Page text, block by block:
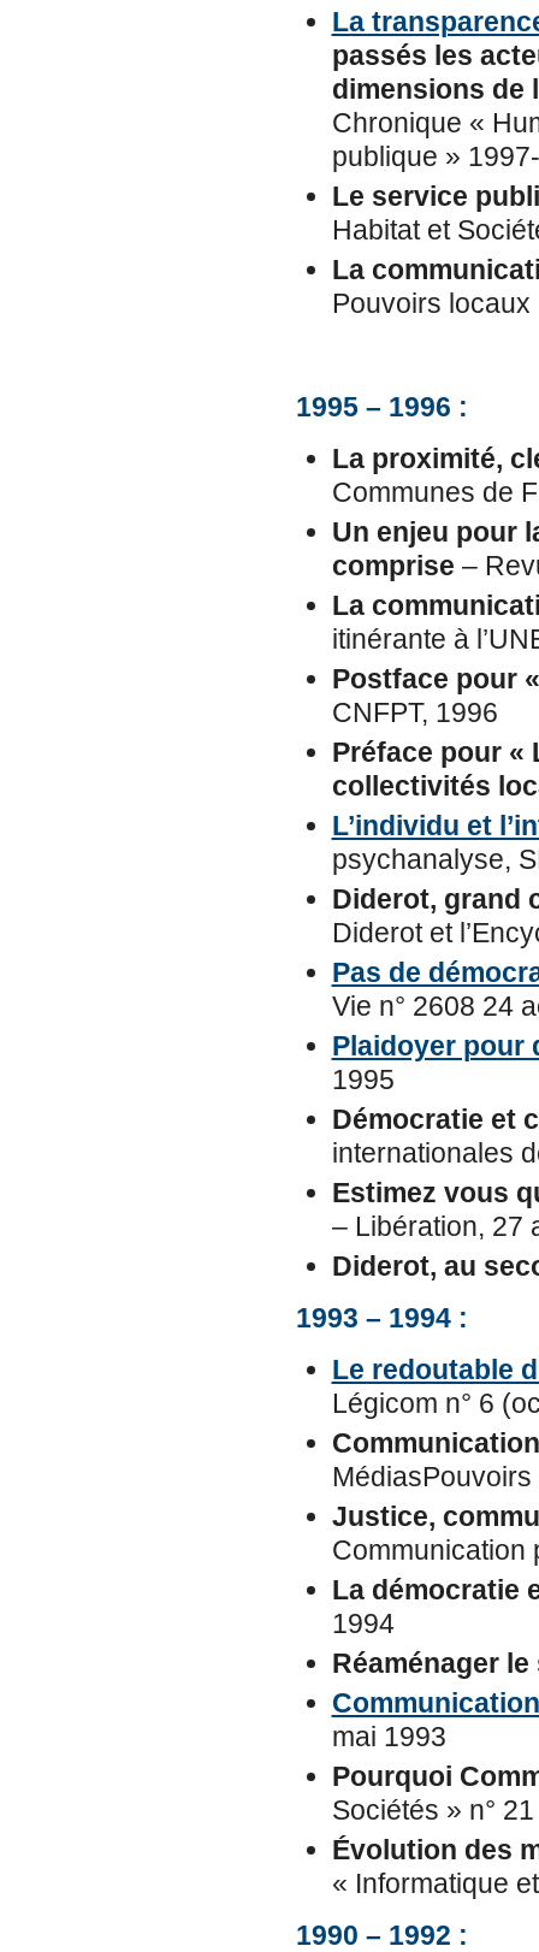
La
passés les
dimensions de
Chronique «
publique »
Le service
Habitat et
La
Pouvoirs locaux
1995 – 1996 :
La proximité,
Communes de
Un enjeu pour
comprise –
La
itinérante à
Postface pour
CNFPT, 1996
Préface pour «
collectivités
L’individu et
psychanalyse,
Diderot, grand
Diderot et
Pas de
Vie n° 2608 24
Plaidoyer pour
1995
Démocratie et
internationales
Estimez vous
– Libération, 27
Diderot, au
1993 – 1994 :
Le redoutable
Légicom n° 6
Justice,
Communication
La démocratie
1994
Réaménager
mai 1993
Pourquoi
Sociétés » n°
Évolution des
« Informatique
1990 – 1992 :